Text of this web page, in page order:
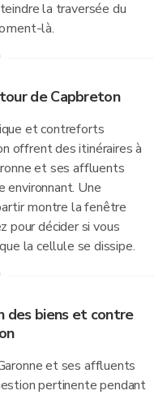
la traversée du
là.
de Capbreton
et contreforts
offrent des itinéraires à
et ses affluents
environnant. Une
montre la fenêtre
décider si vous
la cellule se dissipe.
des biens et contre
et ses affluents
pertinente pendant